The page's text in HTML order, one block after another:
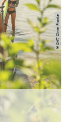
©
OHT/ Oliver Franke